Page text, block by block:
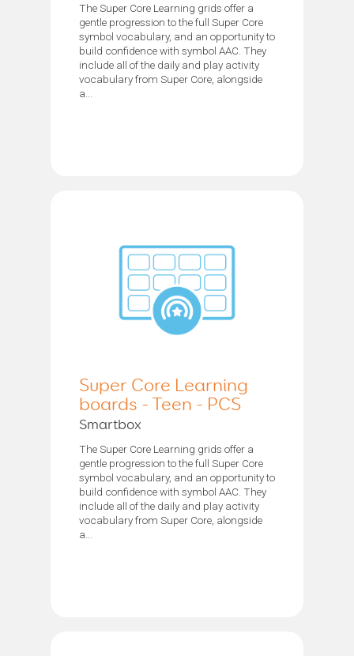
The Super Core Learning grids offer a
gentle progression to the full Super Core
symbol vocabulary, and an opportunity to
build confidence with symbol AAC. They
include all of the daily and play activity
vocabulary from Super Core, alongside
a...
Super Core Learning
boards - Teen - PCS
Smartbox
The Super Core Learning grids offer a
gentle progression to the full Super Core
symbol vocabulary, and an opportunity to
build confidence with symbol AAC. They
include all of the daily and play activity
vocabulary from Super Core, alongside
a...